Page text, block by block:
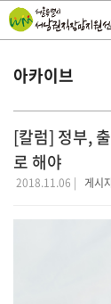
아카이브
[칼럼] 정부,
로 해야
2018.11.06 | 게시